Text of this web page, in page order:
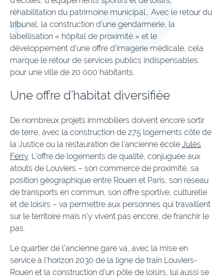
réhabilitation du patrimoine municipal… Avec le retour du
tribunal, la construction d’une gendarmerie, la
labellisation « hôpital de proximité » et le
développement d’une offre d’imagerie médicale, cela
marque le retour de services publics indispensables
pour une ville de 20 000 habitants.
Une offre d’habitat diversifiée
De nombreux projets immobiliers doivent encore sortir
de terre, avec la construction de 275 logements côte de
la Justice ou la restauration de l’ancienne école Jules
Ferry. L’offre de logements de qualité, conjuguée aux
atouts de Louviers – son commerce de proximité, sa
position géographique entre Rouen et Paris, son réseau
de transports en commun, son offre sportive, culturelle
et de loisirs – va permettre aux personnes qui travaillent
sur le territoire mais n’y vivent pas encore, de franchir le
pas.
Le quartier de l’ancienne gare va, avec la mise en
service à l’horizon 2030 de la ligne de train Louviers-
Rouen et la construction d’un pôle de loisirs, lui aussi se